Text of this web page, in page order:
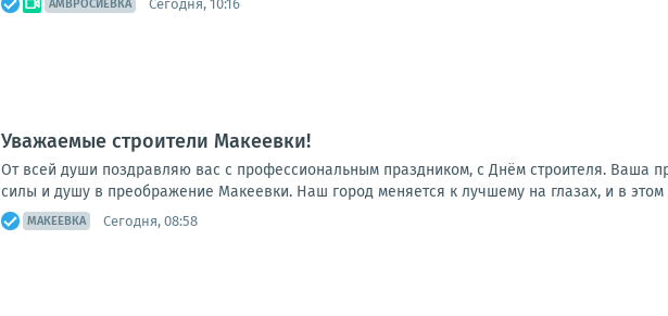
АМВРОСИЕВКА Сегодня, 10:16
Уважаемые строители Макеевки!
От всей души поздравляю вас с профессиональным праздником, с Днём строителя. Ваша
силы и душу в преображение Макеевки. Наш город меняется к лучшему на глазах, и в этом
МАКЕЕВКА Сегодня, 08:58